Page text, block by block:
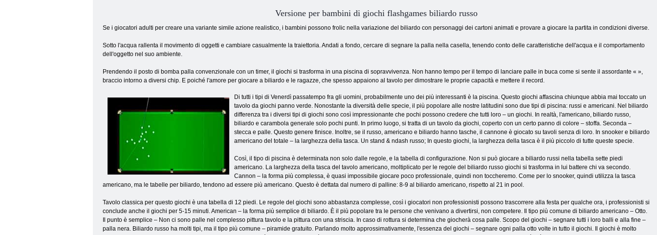
Versione per bambini di giochi flashgames biliardo russo
Se i giocatori adulti per creare una variante simile azione realistico, i bambini possono frolic nella variazione del biliardo con personaggi dei cartoni animati e provare a giocare la partita in condizioni diverse.
Sotto l'acqua rallenta il movimento di oggetti e cambiare casualmente la traiettoria. Andati a fondo, cercare di segnare la palla nella casella, tenendo conto delle caratteristiche dell'acqua e il comportamento
dell'oggetto nel suo ambiente.
Prendendo il posto di bomba palla convenzionale con un timer, il giochi si trasforma in una piscina di sopravvivenza. Non hanno tempo per il tempo di lanciare palle in buca come si sente il assordante « »,
braccio intorno a diversi chip. E poiché l'amore per giocare a biliardo e le ragazze, che spesso appaiono al tavolo per dimostrare le proprie capacità e mettere il record.
Di tutti i tipi di Venerdì passatempo fra gli uomini, probabilmente uno dei più interessanti è la piscina. Questo giochi affascina chiunque abbia mai toccato un
tavolo da giochi panno verde. Nonostante la diversità delle specie, il più popolare alle nostre latitudini sono due tipi di piscina: russi e americani. Nel biliardo
differenza tra i diversi tipi di giochi sono così impressionante che pochi possono credere che tutti loro – un giochi. In realtà, l'americano, biliardo russo,
biliardo e carambola generale solo pochi punti. In primo luogo, si tratta di un tavolo da giochi, coperto con un certo panno di colore – stoffa. Seconda –
stecca e palle. Questo genere finisce. Inoltre, se il russo, americano e biliardo hanno tasche, il cannone è giocato su tavoli senza di loro. In snooker e biliardo
americano del totale – la larghezza della tasca. Un stand & ndash russo; In questo giochi, la larghezza della tasca è il più piccolo di tutte queste specie.
Così, il tipo di piscina è determinata non solo dalle regole, e la tabella di configurazione. Non si può giocare a biliardo russi nella tabella sette piedi
americano. La larghezza della tasca del tavolo americano, moltiplicato per le regole del biliardo russo giochi si trasforma in lui battere chi va secondo.
Cannon – la forma più complessa, è quasi impossibile giocare poco professionale, quindi non toccheremo. Come per lo snooker, quindi utilizza la tasca
americano, ma le tabelle per biliardo, tendono ad essere più americano. Questo è dettata dal numero di palline: 8-9 al biliardo americano, rispetto al 21 in pool.
Tavolo classica per questo giochi è una tabella di 12 piedi. Le regole del giochi sono abbastanza complesse, così i giocatori non professionisti possono trascorrere alla festa per qualche ora, i professionisti si
conclude anche il giochi per 5-15 minuti. American – la forma più semplice di biliardo. È il più popolare tra le persone che venivano a divertirsi, non competere. Il tipo più comune di biliardo americano – Otto.
Il punto è semplice – Non ci sono palle nel complesso pittura tavolo e la pittura con una striscia. In caso di rottura si determina che giocherà cosa palle. Scopo del giochi – segnare tutti i loro balli e alla fine –
palla nera. Biliardo russo ha molti tipi, ma il tipo più comune – piramide gratuito. Parlando molto approssimativamente, l'essenza del giochi – segnare ogni palla otto volte in tutto il giochi. Il giochi è molto